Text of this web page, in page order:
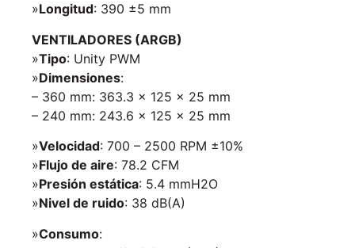
»Longitud: 390 ±5 mm
VENTILADORES (ARGB)
»Tipo: Unity PWM
»Dimensiones:
– 360 mm: 363.3 × 125 × 25 mm
– 240 mm: 243.6 × 125 × 25 mm
»Velocidad: 700 – 2500 RPM ±10%
»Flujo de aire: 78.2 CFM
»Presión estática: 5.4 mmH2O
»Nivel de ruido: 38 dB(A)
»Consumo: